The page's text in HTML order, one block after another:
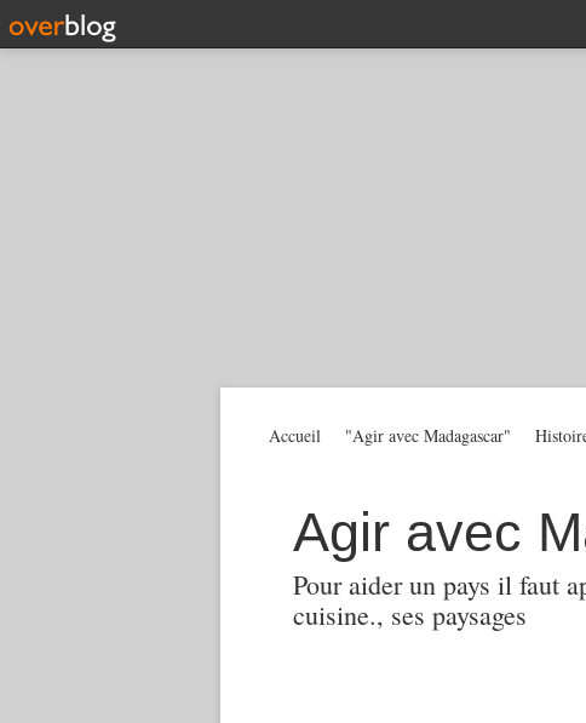
Agir avec
Pour aider un pays il faut
cuisine., ses paysages
Accueil "Agir avec Madagascar"